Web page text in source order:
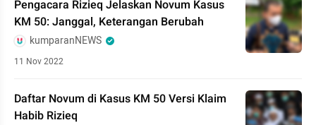
Pengacara Rizieq Jelaskan Novum Kasus
KM 50: Janggal, Keterangan Berubah
kumparanNEWS
11 Nov 2022
Daftar Novum di Kasus KM 50 Versi Klaim
Habib Rizieq